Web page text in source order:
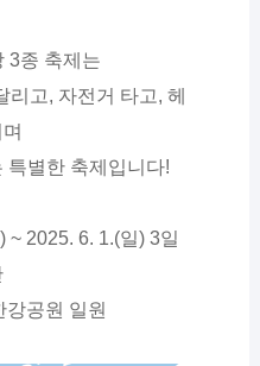
3종 축제는
리고, 자전거 타고, 헤
특별한 축제입니다!
~ 2025. 6. 1.(일) 3일
강공원 일원